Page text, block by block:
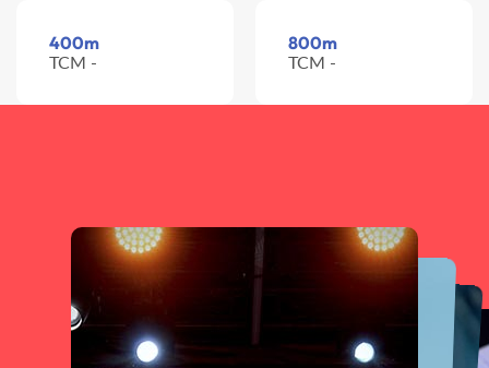
400m
TCM -
800m
TCM -